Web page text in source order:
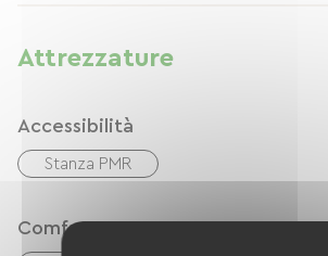
Attrezzature
Accessibilità
Stanza PMR
Comfort